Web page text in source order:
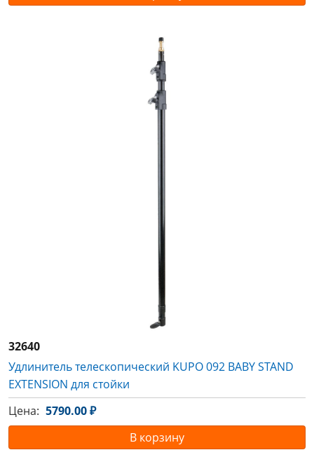
32640
Удлинитель телескопический KUPO 092 BABY STAND
EXTENSION для стойки
Цена: 5790.00 ₽
В корзину